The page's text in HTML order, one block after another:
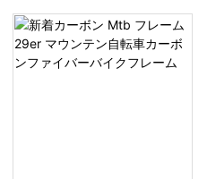
レーム
ウトドア アクティビティの愛好
家向けに設計されており、優れ
た耐久性とパフォーマンスを提